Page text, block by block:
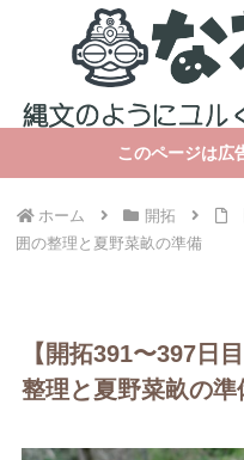
このページは広
ホーム 開拓
囲の整理と夏野菜畝の準備
【開拓391〜397日
整理と夏野菜畝の準